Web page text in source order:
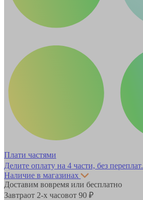
Плати частями
Делите оплату на 4 части, без переплат.
Наличие в магазинах
Доставим вовремя или бесплатно
Завтраот 2-х часовот 90 ₽